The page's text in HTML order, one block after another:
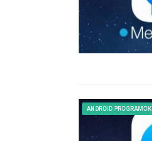
ANDROID PROGRAMOK